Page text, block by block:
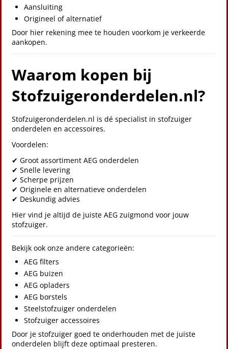
Aansluiting
Origineel of alternatief
Door hier rekening mee te houden voorkom je verkeerde
aankopen.
Waarom kopen bij
Stofzuigeronderdelen.nl?
Stofzuigeronderdelen.nl is dé specialist in stofzuiger
onderdelen en accessoires.
Voordelen:
✔ Groot assortiment AEG onderdelen
✔ Snelle levering
✔ Scherpe prijzen
✔ Originele en alternatieve onderdelen
✔ Deskundig advies
Hier vind je altijd de juiste AEG zuigmond voor jouw
stofzuiger.
Bekijk ook onze andere categorieën:
AEG filters
AEG buizen
AEG opladers
AEG borstels
Steelstofzuiger onderdelen
Stofzuiger accessoires
Door je stofzuiger goed te onderhouden met de juiste
onderdelen blijft deze optimaal presteren.